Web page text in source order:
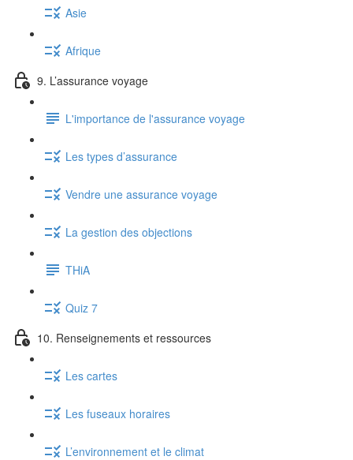
Asie
Afrique
9. L’assurance voyage
L'importance de l'assurance voyage
Les types d’assurance
Vendre une assurance voyage
La gestion des objections
THiA
Quiz 7
10. Renseignements et ressources
Les cartes
Les fuseaux horaires
L’environnement et le climat